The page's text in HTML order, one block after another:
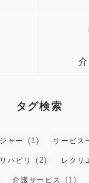
タグ検索
ャー (1) サービス
リハビリ (2) レクリ
介護サービス (1)